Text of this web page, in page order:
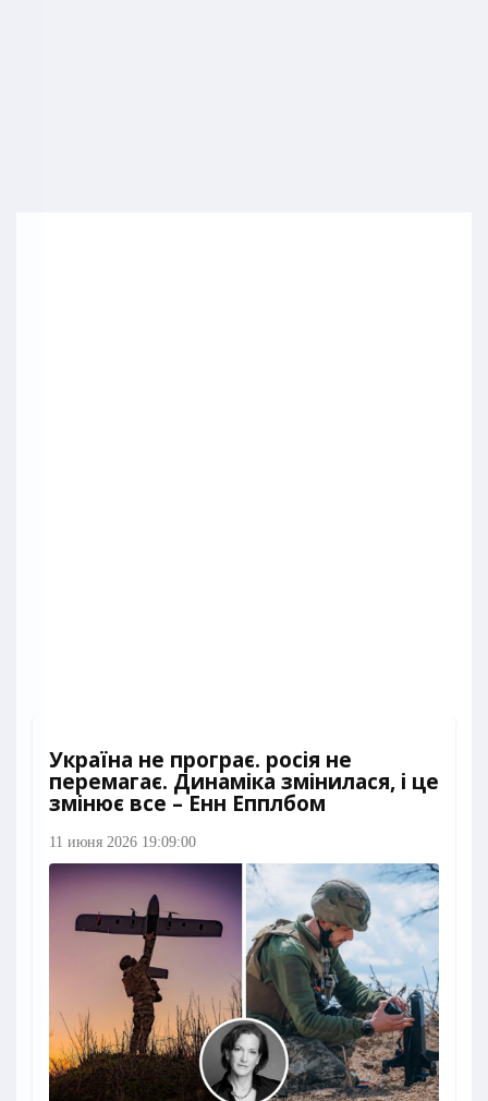
Україна не програє. росія не
перемагає. Динаміка змінилася, і це
змінює все – Енн Епплбом
11 июня 2026 19:09:00